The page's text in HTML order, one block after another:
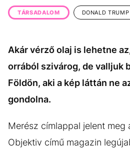
TÁRSADALOM DONALD TRUMP
Akár vérző olaj is lehetne
orrából szivárog, de valljuk
Földön, aki a kép láttán ne
gondolna.
Merész címlappal jelent meg
Objektiv című magazin